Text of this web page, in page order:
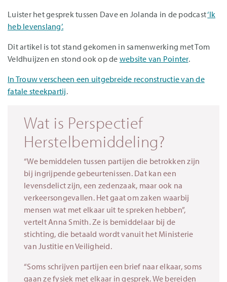
Luister het gesprek tussen Dave en Jolanda in de podcast‘Ik
heb levenslang’.
Dit artikel is tot stand gekomen in samenwerking met Tom
Veldhuijzen en stond ook op de website van Pointer.
In Trouw verscheen een uitgebreide reconstructie van de
fatale steekpartij.
Wat is Perspectief
Herstelbemiddeling?
“We bemiddelen tussen partijen die betrokken zijn
bij ingrijpende gebeurtenissen. Dat kan een
levensdelict zijn, een zedenzaak, maar ook na
verkeersongevallen. Het gaat om zaken waarbij
mensen wat met elkaar uit te spreken hebben”,
vertelt Anna Smith. Ze is bemiddelaar bij de
stichting, die betaald wordt vanuit het Ministerie
van Justitie en Veiligheid.
“Soms schrijven partijen een brief naar elkaar, soms
gaan ze fysiek met elkaar in gesprek. We bereiden